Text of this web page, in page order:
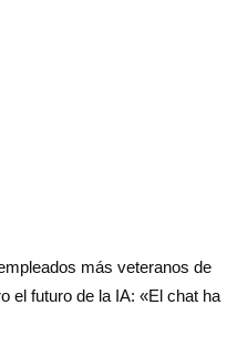
más veteranos de
el futuro de la IA: «El chat ha